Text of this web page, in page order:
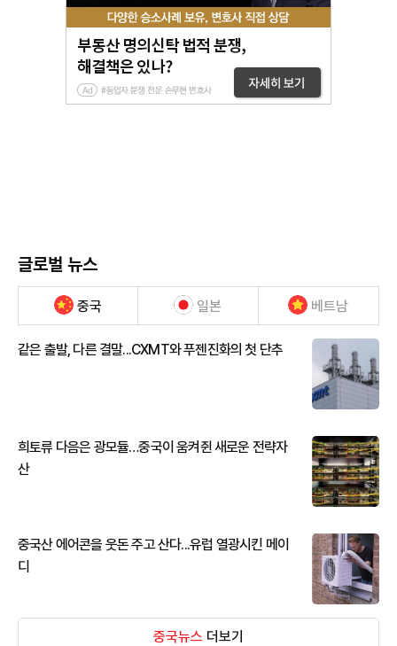
글로벌 뉴스
중국 일본 베트남
같은 출발, 다른 결말...CXMT와 푸젠진화의 첫 단추
희토류 다음은 광모듈…중국이 움켜쥔 새로운 전략자
산
중국산 에어콘을 웃돈 주고 산다...유럽 열광시킨 메이
디
중국뉴스 더보기